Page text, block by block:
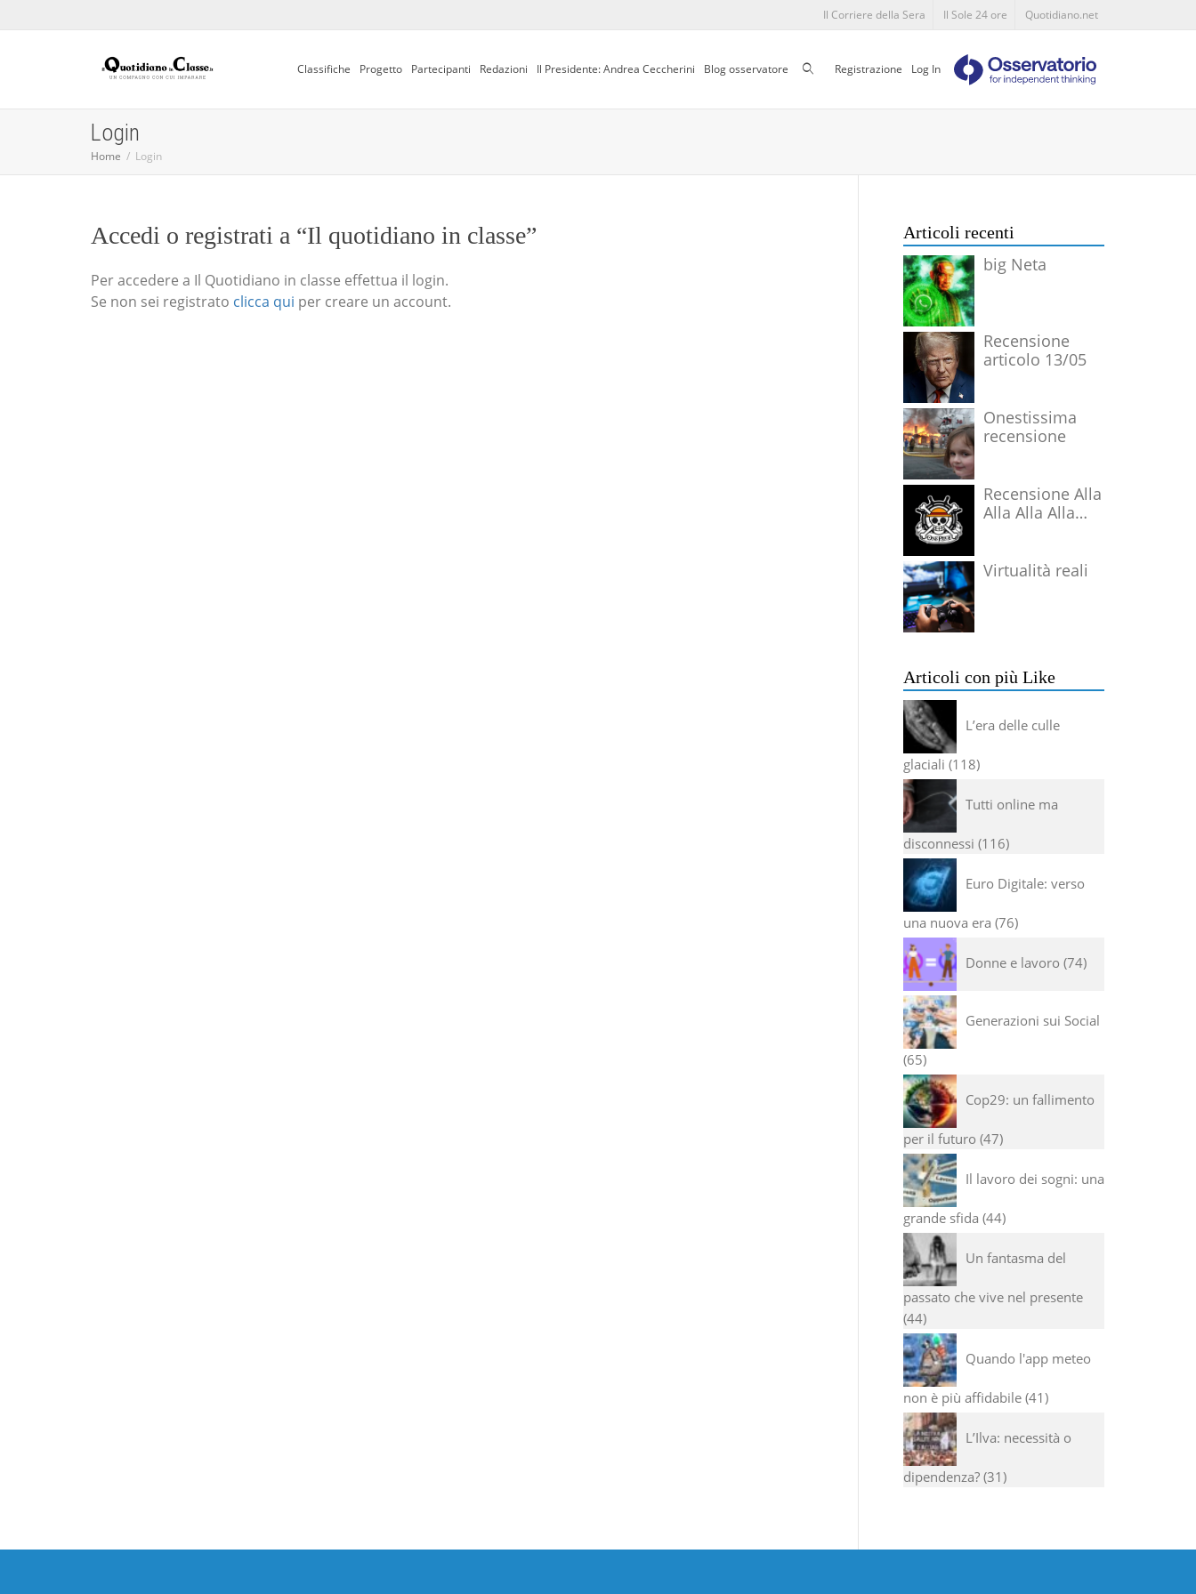
Il Corriere della Sera Il Sole 24 ore Quotidiano.net
Classifiche Progetto Partecipanti Redazioni Il Presidente: Andrea Ceccherini Blog osservatore CercaRegistrazione Log In
Login
Home Login
Accedi o registrati a “Il quotidiano in classe”
Per accedere a Il Quotidiano in classe effettua il login.
Se non sei registrato clicca qui per creare un account.
Articoli recenti
big Neta
Recensione
articolo 13/05
Onestissima
recensione
Recensione Alla
Alla Alla Alla
Virtualità reali
Articoli con più Like
L’era delle culle
glaciali 118
Tutti online ma
disconnessi 116
Euro Digitale: verso
una nuova era 76
Donne e lavoro 74
Generazioni sui Social
65
Cop29: un fallimento
per il futuro 47
Il lavoro dei sogni: una
grande sfida 44
Un fantasma del
passato che vive nel presente
44
Quando l'app meteo
non è più affidabile 41
L’Ilva: necessità o
dipendenza? 31